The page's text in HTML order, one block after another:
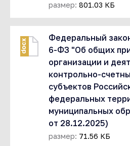
размер: 801.03 КБ
docx
Федеральный
6-ФЗ "Об общих
организации и
контрольно-
субъектов
федеральных
муниципальных
от 28.12.2025)
размер: 71.56 КБ